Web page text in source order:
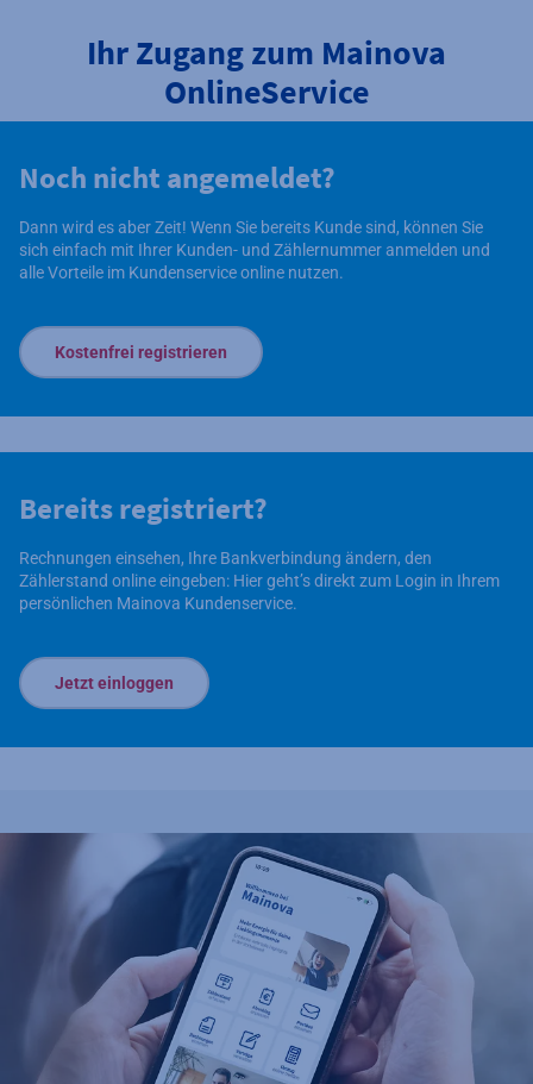
Ihr Zugang zum Mainova
OnlineService
Noch nicht angemeldet?
Dann wird es aber Zeit! Wenn Sie bereits Kunde sind, können Sie
sich einfach mit Ihrer Kunden- und Zählernummer anmelden und
alle Vorteile im Kundenservice online nutzen.
Kostenfrei registrieren
Bereits registriert?
Rechnungen einsehen, Ihre Bankverbindung ändern, den
Zählerstand online eingeben: Hier geht’s direkt zum Login in Ihrem
persönlichen Mainova Kundenservice.
Jetzt einloggen